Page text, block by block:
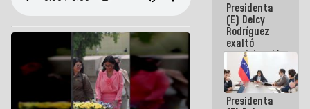
Presidenta
(E) Delcy
Rodríguez
exaltó
participación
de
Venezuela
en Juegos
Centroamericanos
Presidenta